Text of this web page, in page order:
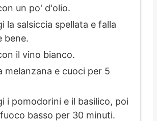
un po' d'olio.
la salsiccia spellata e falla
bene.
il vino bianco.
melanzana e cuoci per 5
i pomodorini e il basilico, poi
basso per 30 minuti.